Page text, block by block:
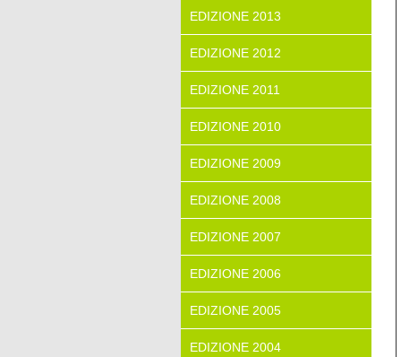
EDIZIONE 2013
EDIZIONE 2012
EDIZIONE 2011
EDIZIONE 2010
EDIZIONE 2009
EDIZIONE 2008
EDIZIONE 2007
EDIZIONE 2006
EDIZIONE 2005
EDIZIONE 2004